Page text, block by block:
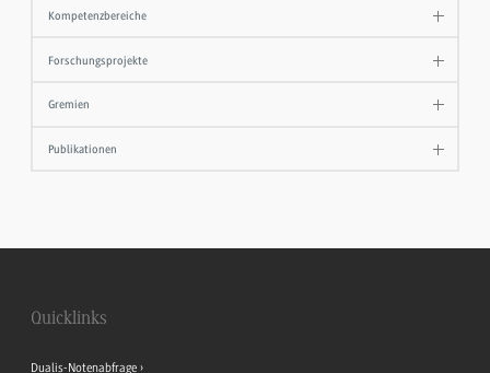
Kompetenzbereiche
Forschungsprojekte
Gremien
Publikationen
Quicklinks
Dualis-Notenabfrage